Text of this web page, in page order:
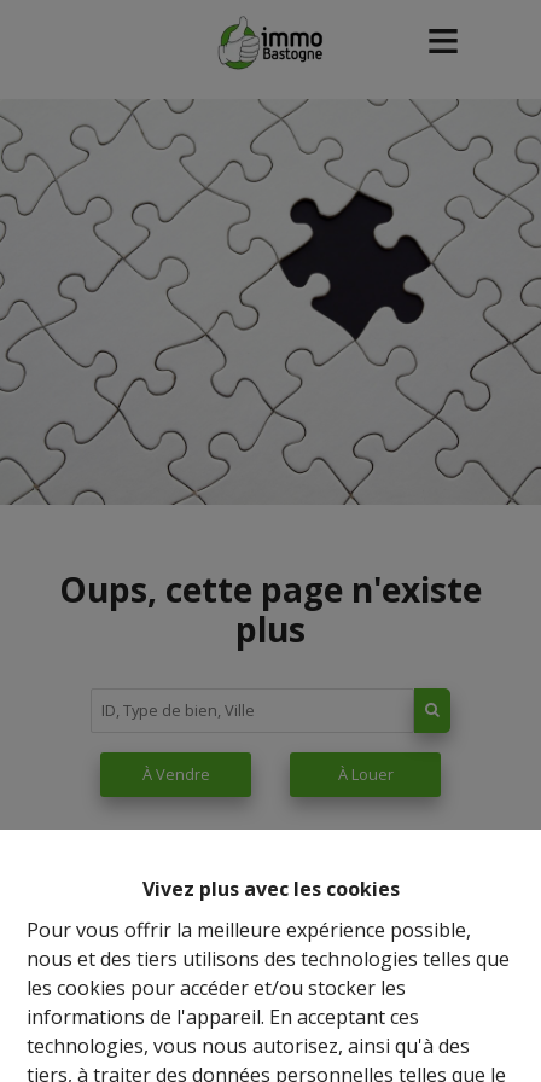
Vivez plus avec les cookies
Pour vous offrir la meilleure expérience possible,
nous et des tiers utilisons des technologies telles que
les cookies pour accéder et/ou stocker les
informations de l'appareil. En acceptant ces
technologies, vous nous autorisez, ainsi qu'à des
tiers, à traiter des données personnelles telles que le
Oups, cette page n'existe
plus
À Vendre À Louer